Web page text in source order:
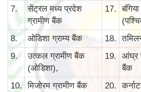
7.
सेंट्रल मध्य प्रदेश
ग्रामीण बैंक
17.
8.
ओडिशा ग्राम्य बैंक 18.
9.
उत्कल ग्रामीण बैंक
(ओडिशा),
19.
आंघ्र
बैंक
10.
मिजोरम ग्रामीण बैंक 20.